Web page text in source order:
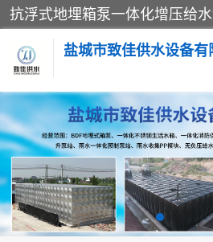
盐城市致佳供水设备有
消防一体化水箱
一体化污水泵站